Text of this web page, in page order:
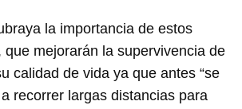
la importancia de estos
que mejorarán la supervivencia de
calidad de vida ya que antes “se
recorrer largas distancias para